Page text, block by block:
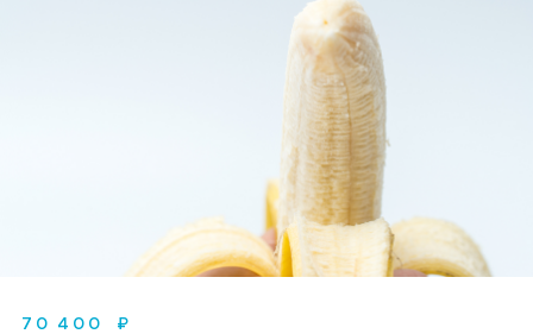
70 400 ₽